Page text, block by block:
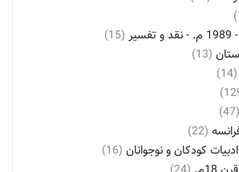
(15)
(13)
(14)
(47)
(22)
کودکان و نوجوانان (16)